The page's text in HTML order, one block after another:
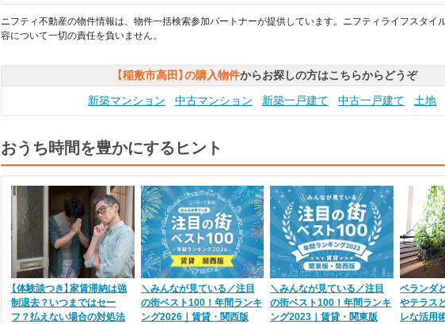
ニフティ不動産の物件情報は、物件一括検索参加パートナーが提供しています。ニフティライフスタイ
容について一切の責任を負いません。
【稲敷市高田】の購入物件からお探しの方はこちらからどうぞ
新築マンション
中古マンション 新築一戸建て 中古一戸建て 土地
おうち時間を豊かにするヒント
【体験談つき】家賃滞納は強
制退去？いつまではセー
フ？払えない場合の対処法
＼みんなが見ている／注目
の街ベスト100！年間ランキ
ング2026｜賃貸・関西版
＼みんなが見ている／注目
の街ベスト100！年間ランキ
ング2023｜賃貸・関東版
ベランダ
やテラス
レな活用